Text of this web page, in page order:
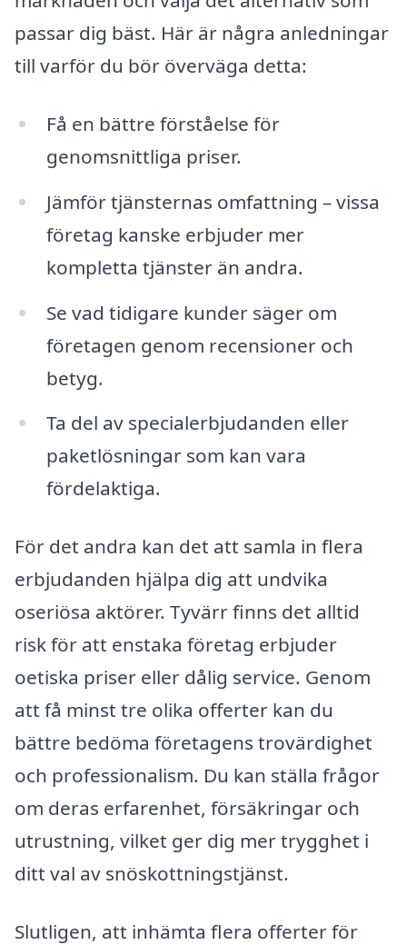
passar dig bäst. Här är några anledningar
till varför du bör överväga detta:
Få en bättre förståelse för
genomsnittliga priser.
Jämför tjänsternas omfattning – vissa
företag kanske erbjuder mer
kompletta tjänster än andra.
Se vad tidigare kunder säger om
företagen genom recensioner och
betyg.
Ta del av specialerbjudanden eller
paketlösningar som kan vara
fördelaktiga.
För det andra kan det att samla in flera
erbjudanden hjälpa dig att undvika
oseriösa aktörer. Tyvärr finns det alltid
risk för att enstaka företag erbjuder
oetiska priser eller dålig service. Genom
att få minst tre olika offerter kan du
bättre bedöma företagens trovärdighet
och professionalism. Du kan ställa frågor
om deras erfarenhet, försäkringar och
utrustning, vilket ger dig mer trygghet i
ditt val av snöskottningstjänst.
Slutligen, att inhämta flera offerter för